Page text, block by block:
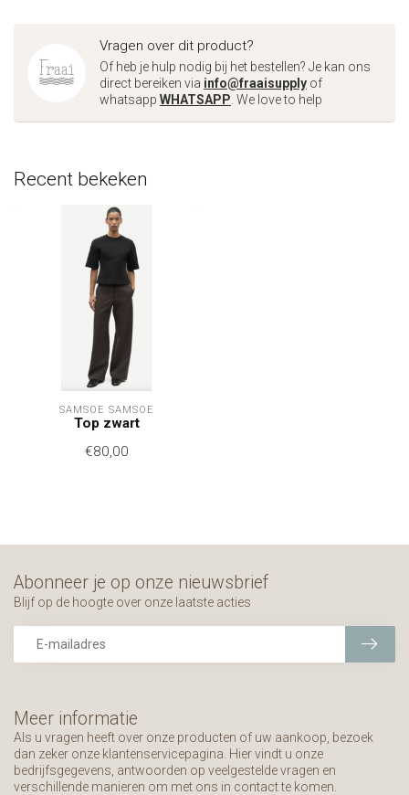
Vragen over dit product?
Of heb je hulp nodig bij het bestellen? Je kan ons
direct bereiken via info@fraaisupply of
whatsapp WHATSAPP . We love to help
Recent bekeken
SAMSOE SAMSOE
Top zwart
€80,00
Meer informatie
Als u vragen heeft over onze producten of uw aankoop, bezoek
dan zeker onze klantenservicepagina. Hier vindt u onze
bedrijfsgegevens, antwoorden op veelgestelde vragen en
verschillende manieren om met ons in contact te komen.
Abonneer je op onze nieuwsbrief
Blijf op de hoogte over onze laatste acties